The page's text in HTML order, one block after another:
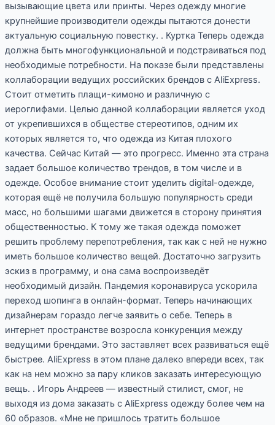
вызывающие цвета или принты. Через одежду многие
крупнейшие производители одежды пытаются донести
актуальную социальную повестку. . Куртка Теперь одежда
должна быть многофункциональной и подстраиваться под
необходимые потребности. На показе были представлены
коллаборации ведущих российских брендов с AliExpress.
Стоит отметить плащи-кимоно и различную с
иероглифами. Целью данной коллаборации является уход
от укрепившихся в обществе стереотипов, одним их
которых является то, что одежда из Китая плохого
качества. Сейчас Китай — это прогресс. Именно эта страна
задает большое количество трендов, в том числе и в
одежде. Особое внимание стоит уделить digital-одежде,
которая ещё не получила большую популярность среди
масс, но большими шагами движется в сторону принятия
общественностью. К тому же такая одежда поможет
решить проблему перепотребления, так как с ней не нужно
иметь большое количество вещей. Достаточно загрузить
эскиз в программу, и она сама воспроизведёт
необходимый дизайн. Пандемия коронавируса ускорила
переход шопинга в онлайн-формат. Теперь начинающих
дизайнерам гораздо легче заявить о себе. Теперь в
интернет пространстве возросла конкуренция между
ведущими брендами. Это заставляет всех развиваться ещё
быстрее. AliExpress в этом плане далеко впереди всех, так
как на нем можно за пару кликов заказать интересующую
вещь. . Игорь Андреев — известный стилист, смог, не
выходя из дома заказать с AliExpress одежду более чем на
60 образов. «Мне не пришлось тратить большое